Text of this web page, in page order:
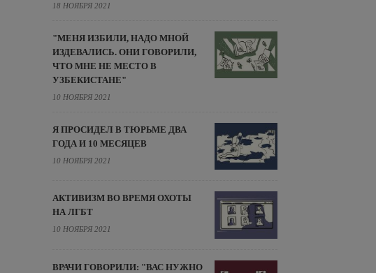
18 НОЯБРЯ 2021
"МЕНЯ ИЗБИЛИ, НАДО МНОЙ
ИЗДЕВАЛИСЬ. ОНИ ГОВОРИЛИ,
ЧТО МНЕ НЕ МЕСТО В
УЗБЕКИСТАНЕ"
10 НОЯБРЯ 2021
Я ПРОСИДЕЛ В ТЮРЬМЕ ДВА
ГОДА И 10 МЕСЯЦЕВ
10 НОЯБРЯ 2021
АКТИВИЗМ ВО ВРЕМЯ ОХОТЫ
НА ЛГБТ
10 НОЯБРЯ 2021
ВРАЧИ ГОВОРИЛИ: "ВАС НУЖНО